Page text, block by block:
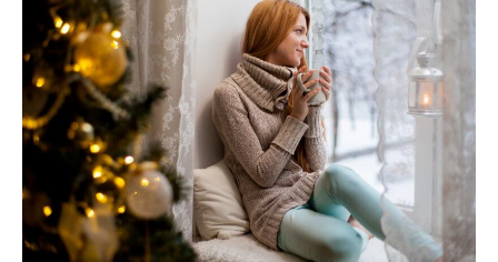
8
modi
per
vincere
la
depressione
stagionale